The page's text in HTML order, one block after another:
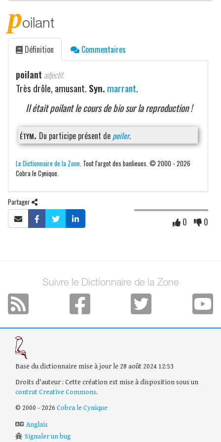
poilant
Définition Commentaires
poilant adjectif.
Très drôle, amusant. Syn. marrant.
Il était poilant le cours de bio sur la reproduction !
étym. Du participe présent de poiler.
Le Dictionnaire de la Zone . Tout l'argot des banlieues. © 2000 - 2026
Cobra le Cynique.
Partager
0 0
Suivre le Dictionnaire de la Zone
Base du dictionnaire mise à jour le 28 août 2024 12:53
Droits d'auteur : Cette création est mise à disposition sous un
contrat Creative Commons.
© 2000 - 2026 Cobra le Cynique
Anglais
Signaler un bug